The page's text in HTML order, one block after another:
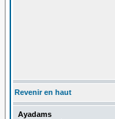
Revenir en haut
Ayadams